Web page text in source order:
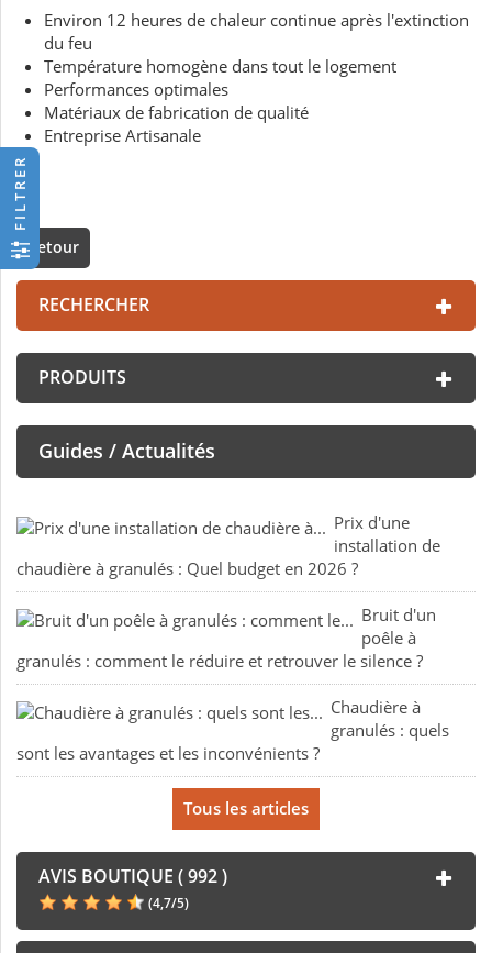
Environ 12 heures de chaleur continue après l'extinction
du feu
Température homogène dans tout le logement
Performances optimales
Matériaux de fabrication de qualité
Entreprise Artisanale
Retour
RECHERCHER
PRODUITS
Guides / Actualités
Prix d'une
installation de
chaudière à granulés : Quel budget en 2026 ?
Bruit d'un
poêle à
granulés : comment le réduire et retrouver le silence ?
Chaudière à
granulés : quels
sont les avantages et les inconvénients ?
Tous les articles
AVIS BOUTIQUE ( 992 )
(4,7/5)
FILTRER